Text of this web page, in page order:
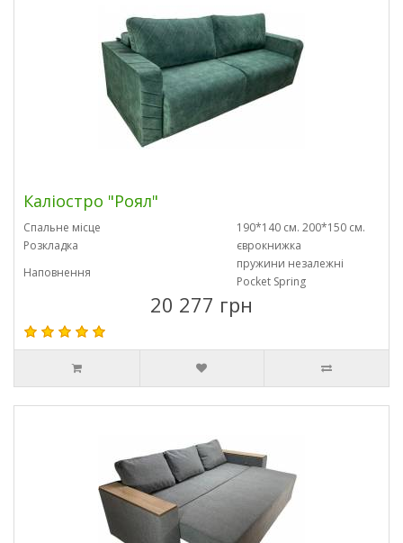
Каліостро "Роял"
Спальне місце
190*140 см. 200*150 см.
Розкладка
єврокнижка
Наповнення
пружини незалежні
Pocket Spring
20 277 грн